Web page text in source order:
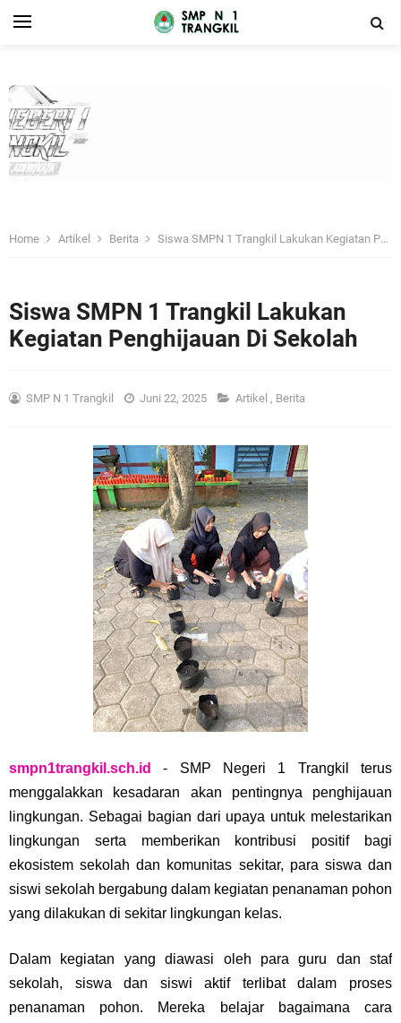
Home Artikel Berita Siswa SMPN 1 Trangkil Lakukan Kegiatan Penghijauan Di Sekolah
Siswa SMPN 1 Trangkil Lakukan
Kegiatan Penghijauan Di Sekolah
SMP N 1 Trangkil Juni 22, 2025 Artikel , Berita
smpn1trangkil.sch.id
- SMP Negeri 1 Trangkil terus
menggalakkan kesadaran akan pentingnya penghijauan
lingkungan. Sebagai bagian dari upaya untuk melestarikan
lingkungan serta memberikan kontribusi positif bagi
ekosistem sekolah dan komunitas sekitar, para siswa dan
siswi sekolah bergabung dalam kegiatan penanaman pohon
yang dilakukan di sekitar lingkungan kelas.
Dalam kegiatan yang diawasi oleh para guru dan staf
sekolah, siswa dan siswi aktif terlibat dalam proses
penanaman pohon. Mereka belajar bagaimana cara